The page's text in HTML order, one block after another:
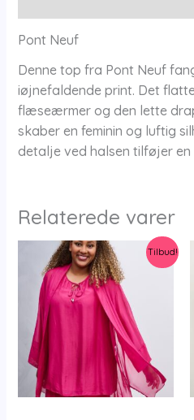
Neuf
antal
Pont Neuf
Denne top fra Pont Neuf
iøjnefaldende print. Det
flæseærmer og den lette
skaber en feminin og luftig
detalje ved halsen tilføjer
Relaterede varer
Tilbud!